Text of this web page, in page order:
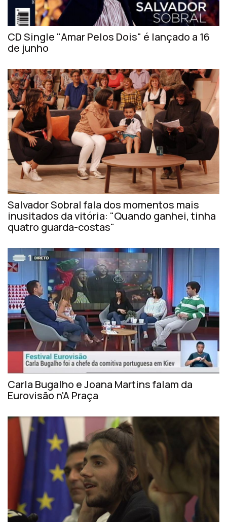
CD Single "Amar Pelos Dois" é lançado a 16
de junho
Salvador Sobral fala dos momentos mais
inusitados da vitória: "Quando ganhei, tinha
quatro guarda-costas"
Carla Bugalho e Joana Martins falam da
Eurovisão n'A Praça